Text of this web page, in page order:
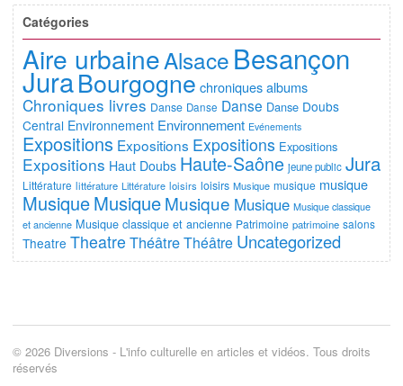
Catégories
Aire urbaineAlsace Besançon
JuraBourgogne chroniques albums
Chroniques livres Danse Danse Danse Danse Doubs
Central Environnement Environnement Evénements
Expositions Expositions Expositions Expositions
Expositions Haut Doubs Haute-Saône jeune public Jura
Littérature littérature Littérature loisirs loisirs Musique musique musique
MusiqueMusiqueMusique Musique Musique classique
et ancienne Musique classique et ancienne Patrimoine patrimoine salons
Theatre Theatre ThéâtreThéâtre Uncategorized
© 2026 Diversions - L'info culturelle en articles et vidéos. Tous droits
réservés